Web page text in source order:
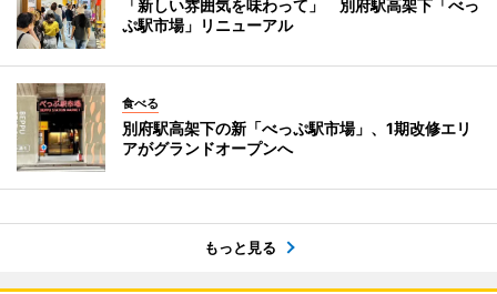
「新しい雰囲気を味わって」 別府駅高架下「べっ
ぷ駅市場」リニューアル
食べる
別府駅高架下の新「べっぷ駅市場」、1期改修エリ
アがグランドオープンへ
もっと見る